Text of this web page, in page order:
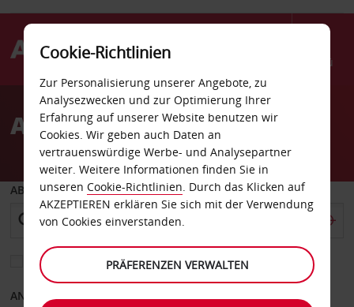
Menü
AvisAutovermietung Banff
ABHOLEN VON
Eine andere Rückgabestation auswählen
ANFANGSDATUM
Cookie-Richtlinien
Zur Personalisierung unserer Angebote, zu
Analysezwecken und zur Optimierung Ihrer
Erfahrung auf unserer Website benutzen wir
Cookies. Wir geben auch Daten an
vertrauenswürdige Werbe- und Analysepartner
weiter. Weitere Informationen finden Sie in
unseren Cookie-Richtlinien. Durch das Klicken auf
AKZEPTIEREN erklären Sie sich mit der Verwendung
von Cookies einverstanden.
PRÄFERENZEN VERWALTEN